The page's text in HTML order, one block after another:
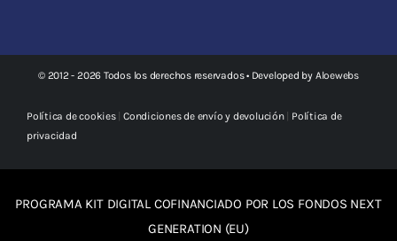
© 2012 - 2026 Todos los derechos reservados • Developed by Aloewebs
Política de cookies|Condiciones de envío y devolución| Política de
privacidad
PROGRAMA KIT DIGITAL COFINANCIADO POR LOS FONDOS NEXT
GENERATION (EU)